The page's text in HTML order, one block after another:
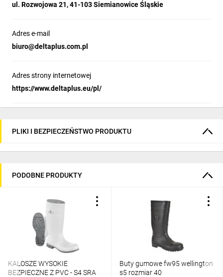
ul. Rozwojowa 21, 41-103 Siemianowice Śląskie
Adres e-mail
biuro@deltaplus.com.pl
Adres strony internetowej
https://www.deltaplus.eu/pl/
PLIKI I BEZPIECZEŃSTWO PRODUKTU
PODOBNE PRODUKTY
KALOSZE WYSOKIE
BEZPIECZNE Z PVC - S4 SRA
Buty gumowe fw95 wellington
s5 rozmiar 40